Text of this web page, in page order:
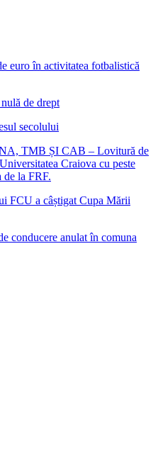
euro în activitatea fotbalistică
de drept
secolului
TMB ȘI CAB – Lovitură de
Craiova cu peste
de la FRF.
FCU a câștigat Cupa Mării
conducere anulat în comuna